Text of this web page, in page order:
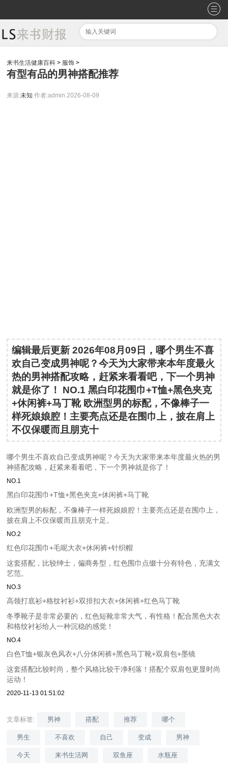
来书生活健康百科 > 服饰 >
有型有品的男神搭配推荐
来源:未知 作者:admin 2026-08-09
编辑最后更新 2026年08月09日，哪个男生不喜
欢自己变成男神呢？今天为大家带来本年度最火
热的男神搭配攻略，赶紧来看看吧，下一个男神
就是你了！ NO.1 黑白印花围巾+T恤+黑色夹克
+休闲裤+马丁靴 欧洲型男的标配，不像棒子一
样死娘娘腔！主要亮点还是在围巾上，披在肩上
不仅保暖而且朋克十
哪个男生不喜欢自己变成男神呢？今天为大家带来本年度最火热的男
神搭配攻略，赶紧来看看吧，下一个男神就是你了！
NO.1
黑白印花围巾+T恤+黑色夹克+休闲裤+马丁靴
欧洲型男的标配，不像棒子一样死娘娘腔！主要亮点还是在围巾上，
披在肩上不仅保暖而且朋克十足。
NO.2
红色印花围巾+毛呢大衣+休闲裤+针织帽
这套搭配，比较绅士，偏商务型，红色围巾点缀十分有特色，充满文
艺范。
NO.3
高领打底衫+格纹衬衫+双排扣大衣+休闲裤+红色马丁靴
冬季靴子是非常必要的，红色短靴非常大气，有性格！配合黑色大衣
和格纹衬衫给人一种沉稳的感觉！
NO.4
白色T恤+银灰色风衣+八分休闲裤+黑色马丁靴+双肩包+墨镜
这套搭配比较时尚，整个风格比较干净利落！搭配个双肩包更显时尚
运动！
2020-11-13 01:51:02
文章标签: 男神 搭配 推荐 哪个
男生 不喜欢 自己 变成 男神
今天 来书生活网 双鱼座 水瓶座